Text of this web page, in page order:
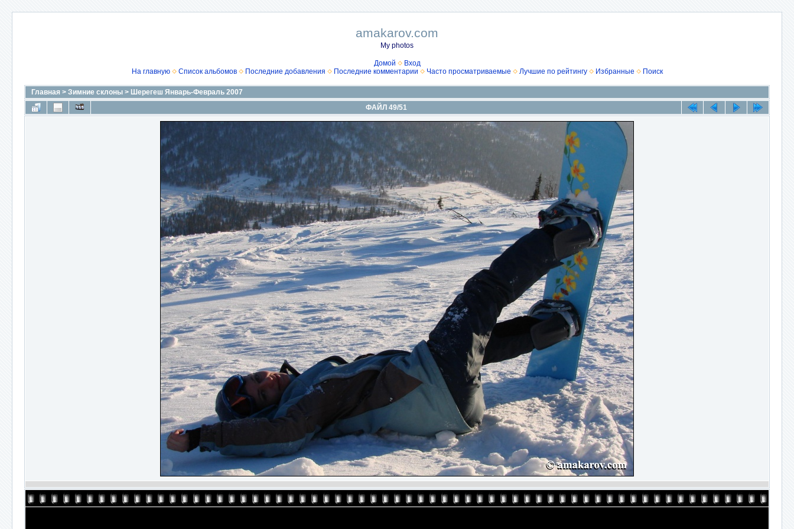
amakarov.com
My photos
Домой
Вход
На главную
Список альбомов Последние добавления Последние комментарии Часто просматриваемые Лучшие по рейтингу Избранные Поиск
Главная > Зимние склоны > Шерегеш Январь-Февраль 2007
ФАЙЛ 49/51